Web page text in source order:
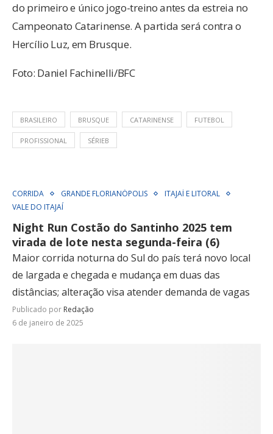
do primeiro e único jogo-treino antes da estreia no
Campeonato Catarinense. A partida será contra o
Hercílio Luz, em Brusque.
Foto: Daniel Fachinelli/BFC
BRASILEIRO BRUSQUE CATARINENSE FUTEBOL
PROFISSIONAL SÉRIEB
CORRIDA GRANDE FLORIANÓPOLIS
ITAJAÍ E LITORAL
VALE DO ITAJAÍ
Night Run Costão do Santinho 2025 tem
virada de lote nesta segunda-feira (6)
Maior corrida noturna do Sul do país terá novo local
de largada e chegada e mudança em duas das
distâncias; alteração visa atender demanda de vagas
Publicado por Redação
6 de janeiro de 2025